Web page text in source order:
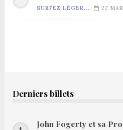
SURFEZ LÉGER... 22
Derniers billets
John Fogerty et sa